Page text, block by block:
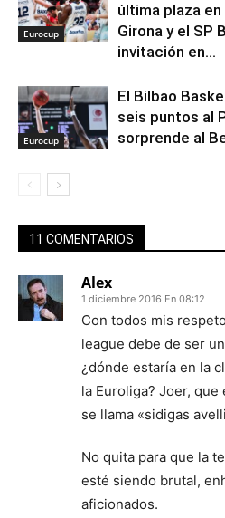
Eurocup
última plaza
Girona y el SP
invitación en...
Eurocup
El Bilbao
seis puntos al
sorprende al
11 COMENTARIOS
Alex
1 diciembre 2016 En 08:12
Con todos mis
league debe de ser
¿dónde estaría en la
la Euroliga? Joer,
se llama «sidigas
No quita para que la
esté siendo brutal,
aficionados.